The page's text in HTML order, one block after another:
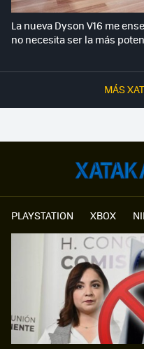
MÁS
La nueva Dyson V16 me
no necesita ser la más
PLAYSTATION XBOX